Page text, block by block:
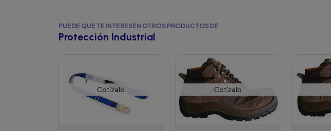
PUEDE QUE TE INTERESEN OTROS PRODUCTOS DE
Protección Industrial
Cotízalo Cotízalo